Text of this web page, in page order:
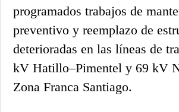
programados trabajos de
preventivo y reemplazo de
deterioradas en las líneas de
kV Hatillo–Pimentel y 69 kV
Zona Franca Santiago.